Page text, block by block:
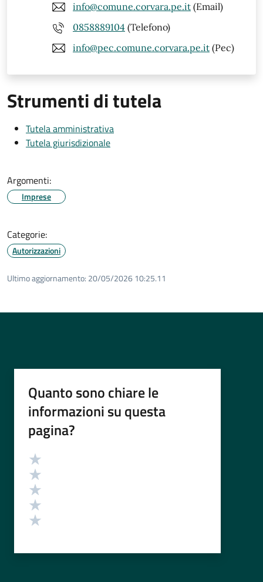
info@comune.corvara.pe.it (Email)
0858889104 (Telefono)
info@pec.comune.corvara.pe.it (Pec)
Strumenti di tutela
Tutela amministrativa
Tutela giurisdizionale
Argomenti:
Imprese
Categorie:
Autorizzazioni
Ultimo aggiornamento: 20/05/2026 10:25.11
Quanto sono chiare le
informazioni su questa
pagina?
Valutazione